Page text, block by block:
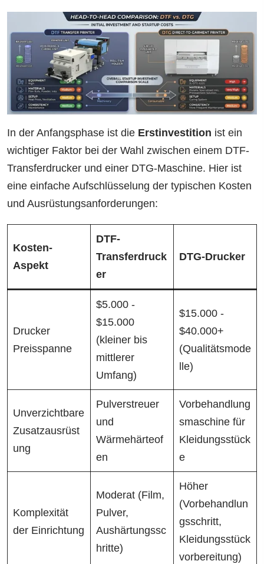
In der Anfangsphase ist die Erstinvestition ist ein
wichtiger Faktor bei der Wahl zwischen einem DTF-
Transferdrucker und einer DTG-Maschine. Hier ist
eine einfache Aufschlüsselung der typischen Kosten
und Ausrüstungsanforderungen:
Kosten-
Aspekt
DTF-
Transferdruck
er
DTG-Drucker
Drucker
Preisspanne
$5.000 -
$15.000
(kleiner bis
mittlerer
Umfang)
$15.000 -
$40.000+
(Qualitätsmode
lle)
Unverzichtbare
Zusatzausrüst
ung
Pulverstreuer
und
Wärmehärteof
en
Vorbehandlung
smaschine für
Kleidungsstück
e
Komplexität
der Einrichtung
Moderat (Film,
Pulver,
Aushärtungssc
hritte)
Höher
(Vorbehandlun
gsschritt,
Kleidungsstück
vorbereitung)